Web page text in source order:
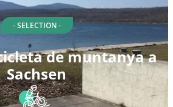
- SELECTION -
de muntanya a
Sachsen